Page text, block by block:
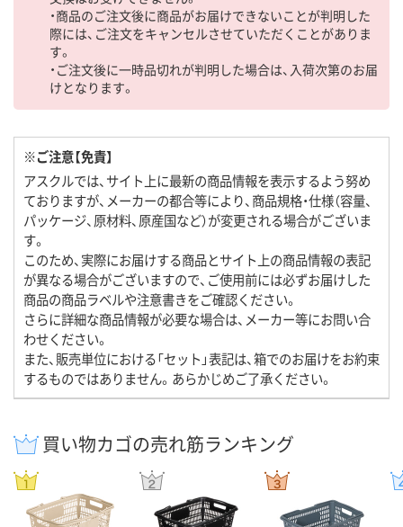
・商品のご注文後に商品がお届けできないことが判明した
際には、ご注文をキャンセルさせていただくことがありま
す。
・ご注文後に一時品切れが判明した場合は、入荷次第のお届
けとなります。
※ご注意【免責】
アスクルでは、サイト上に最新の商品情報を表示するよう努め
ておりますが、メーカーの都合等により、商品規格・仕様（容量、
パッケージ、原材料、原産国など）が変更される場合がございま
す。
このため、実際にお届けする商品とサイト上の商品情報の表記
が異なる場合がございますので、ご使用前には必ずお届けした
商品の商品ラベルや注意書きをご確認ください。
さらに詳細な商品情報が必要な場合は、メーカー等にお問い合
わせください。
また、販売単位における「セット」表記は、箱でのお届けをお約束
するものではありません。あらかじめご了承ください。
買い物カゴの売れ筋ランキング